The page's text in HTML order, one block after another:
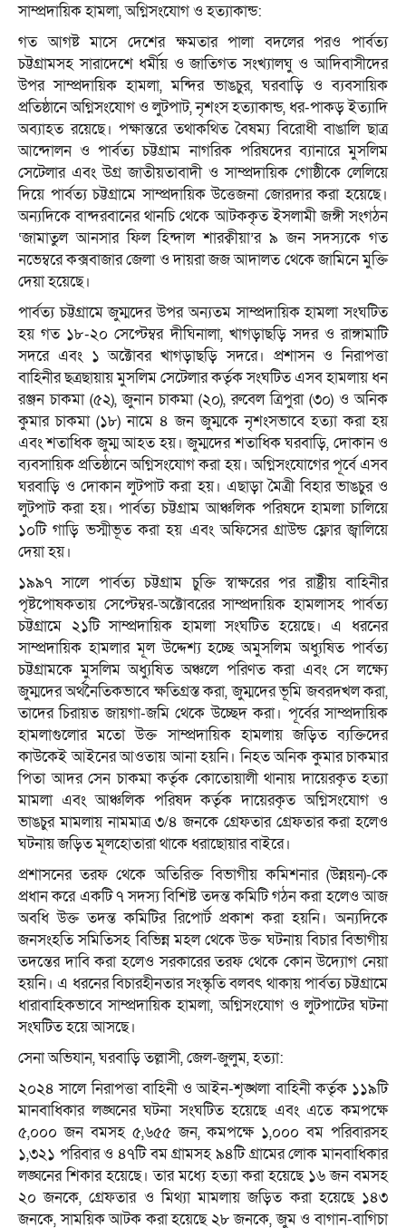
সাম্প্রদায়িক হামলা, অগ্নিসংযোগ ও হত্যাকান্ড:
গত আগষ্ট মাসে দেশের ক্ষমতার পালা বদলের পরও পার্বত্য
চট্টগ্রামসহ সারাদেশে ধর্মীয় ও জাতিগত সংখ্যালঘু ও আদিবাসীদের
উপর সাম্প্রদায়িক হামলা, মন্দির ভাঙচুর, ঘরবাড়ি ও ব্যবসায়িক
প্রতিষ্ঠানে অগ্নিসংযোগ ও লুটপাট, নৃশংস হত্যাকান্ড, ধর-পাকড় ইত্যাদি
অব্যাহত রয়েছে। পক্ষান্তরে তথাকথিত বৈষম্য বিরোধী বাঙালি ছাত্র
আন্দোলন ও পার্বত্য চট্টগ্রাম নাগরিক পরিষদের ব্যানারে মুসলিম
সেটেলার এবং উগ্র জাতীয়তাবাদী ও সাম্প্রদায়িক গোষ্ঠীকে লেলিয়ে
দিয়ে পার্বত্য চট্টগ্রামে সাম্প্রদায়িক উত্তেজনা জোরদার করা হয়েছে।
অন্যদিকে বান্দরবানের থানচি থেকে আটককৃত ইসলামী জঙ্গী সংগঠন
‘জামাতুল আনসার ফিল হিন্দাল শারক্বীয়া’র ৯ জন সদস্যকে গত
নভেম্বরে কক্সবাজার জেলা ও দায়রা জজ আদালত থেকে জামিনে মুক্তি
দেয়া হয়েছে।
পার্বত্য চট্টগ্রামে জুম্মদের উপর অন্যতম সাম্প্রদায়িক হামলা সংঘটিত
হয় গত ১৮-২০ সেপ্টেম্বর দীঘিনালা, খাগড়াছড়ি সদর ও রাঙ্গামাটি
সদরে এবং ১ অক্টোবর খাগড়াছড়ি সদরে। প্রশাসন ও নিরাপত্তা
বাহিনীর ছত্রছায়ায় মুসলিম সেটেলার কর্তৃক সংঘটিত এসব হামলায় ধন
রঞ্জন চাকমা (৫২), জুনান চাকমা (২০), রুবেল ত্রিপুরা (৩০) ও অনিক
কুমার চাকমা (১৮) নামে ৪ জন জুম্মকে নৃশংসভাবে হত্যা করা হয়
এবং শতাধিক জুম্ম আহত হয়। জুম্মদের শতাধিক ঘরবাড়ি, দোকান ও
ব্যবসায়িক প্রতিষ্ঠানে অগ্নিসংযোগ করা হয়। অগ্নিসংযোগের পূর্বে এসব
ঘরবাড়ি ও দোকান লুটপাট করা হয়। এছাড়া মৈত্রী বিহার ভাঙচুর ও
লুটপাট করা হয়। পার্বত্য চট্টগ্রাম আঞ্চলিক পরিষদে হামলা চালিয়ে
১০টি গাড়ি ভস্মীভূত করা হয় এবং অফিসের গ্রাউন্ড ফ্লোর জ্বালিয়ে
দেয়া হয়।
১৯৯৭ সালে পার্বত্য চট্টগ্রাম চুক্তি স্বাক্ষরের পর রাষ্ট্রীয় বাহিনীর
পৃষ্টপোষকতায় সেপ্টেম্বর-অক্টোবরের সাম্প্রদায়িক হামলাসহ পার্বত্য
চট্টগ্রামে ২১টি সাম্প্রদায়িক হামলা সংঘটিত হয়েছে। এ ধরনের
সাম্প্রদায়িক হামলার মূল উদ্দেশ্য হচ্ছে অমুসলিম অধ্যুষিত পার্বত্য
চট্টগ্রামকে মুসলিম অধ্যুষিত অঞ্চলে পরিণত করা এবং সে লক্ষ্যে
জুম্মদের অর্থনৈতিকভাবে ক্ষতিগ্রস্ত করা, জুম্মদের ভূমি জবরদখল করা,
তাদের চিরায়ত জায়গা-জমি থেকে উচ্ছেদ করা। পূর্বের সাম্প্রদায়িক
হামলাগুলোর মতো উক্ত সাম্প্রদায়িক হামলায় জড়িত ব্যক্তিদের
কাউকেই আইনের আওতায় আনা হয়নি। নিহত অনিক কুমার চাকমার
পিতা আদর সেন চাকমা কর্তৃক কোতোয়ালী থানায় দায়েরকৃত হত্যা
মামলা এবং আঞ্চলিক পরিষদ কর্তৃক দায়েরকৃত অগ্নিসংযোগ ও
ভাঙচুর মামলায় নামমাত্র ৩/৪ জনকে গ্রেফতার গ্রেফতার করা হলেও
ঘটনায় জড়িত মূলহোতারা থাকে ধরাছোয়ার বাইরে।
প্রশাসনের তরফ থেকে অতিরিক্ত বিভাগীয় কমিশনার (উন্নয়ন)-কে
প্রধান করে একটি ৭ সদস্য বিশিষ্ট তদন্ত কমিটি গঠন করা হলেও আজ
অবধি উক্ত তদন্ত কমিটির রিপোর্ট প্রকাশ করা হয়নি। অন্যদিকে
জনসংহতি সমিতিসহ বিভিন্ন মহল থেকে উক্ত ঘটনায় বিচার বিভাগীয়
তদন্তের দাবি করা হলেও সরকারের তরফ থেকে কোন উদ্যোগ নেয়া
হয়নি। এ ধরনের বিচারহীনতার সংস্কৃতি বলবৎ থাকায় পার্বত্য চট্টগ্রামে
ধারাবাহিকভাবে সাম্প্রদায়িক হামলা, অগ্নিসংযোগ ও লুটপাটের ঘটনা
সংঘটিত হয়ে আসছে।
সেনা অভিযান, ঘরবাড়ি তল্লাসী, জেল-জুলুম, হত্যা:
২০২৪ সালে নিরাপত্তা বাহিনী ও আইন-শৃঙ্খলা বাহিনী কর্তৃক ১১৯টি
মানবাধিকার লঙ্ঘনের ঘটনা সংঘটিত হয়েছে এবং এতে কমপক্ষে
৫,০০০ জন বমসহ ৫,৬৫৫ জন, কমপক্ষে ১,০০০ বম পরিবারসহ
১,৩২১ পরিবার ও ৪৭টি বম গ্রামসহ ৯৪টি গ্রামের লোক মানবাধিকার
লঙ্ঘনের শিকার হয়েছে। তার মধ্যে হত্যা করা হয়েছে ১৬ জন বমসহ
২০ জনকে, গ্রেফতার ও মিথ্যা মামলায় জড়িত করা হয়েছে ১৪৩
জনকে, সাময়িক আটক করা হয়েছে ২৮ জনকে, জুম ও বাগান-বাগিচা